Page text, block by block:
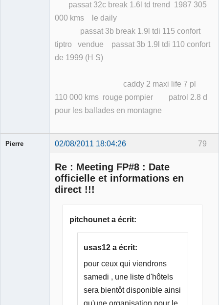
passat 32c break 1.6l td trend 1987 305
000 kms le daily
passat 3b break 1.9l tdi 115 confort
tiptro vendue passat 3b 1.9l tdi 110 confort
de 1999 (H S)
caddy 2 maxi life 7 pl
110 000 kms rouge pompier patrol 2.8 d
pour les ballades en montagne
79
Pierre 02/08/2011 18:04:26
Re : Meeting FP#8 : Date
officielle et informations en
direct !!!
pitchounet a écrit:
usas12 a écrit:
pour ceux qui viendrons
samedi , une liste d'hôtels
sera bientôt disponible ainsi
qu'une organisation pour le